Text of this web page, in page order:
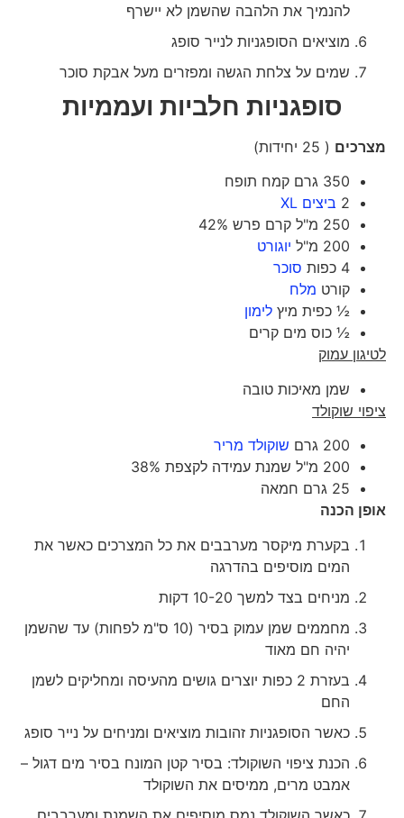
להנמיך את הלהבה שהשמן לא יישרף
מוציאים הסופגניות לנייר סופג
שמים על צלחת הגשה ומפזרים מעל אבקת סוכר
סופגניות חלביות ועממיות
מצרכים( 25 יחידות)
350 גרם קמח תופח
2
ביצים XL
250 מ"ל קרם פרש 42%
200 מ"ל
יוגורט
4 כפות
סוכר
קורטמלח
½ כפית מיץלימון
½ כוס מים קרים
לטיגון עמוק
שמן מאיכות טובה
ציפוי שוקולד
200 גרם
שוקולד מריר
200 מ"ל שמנת עמידה לקצפת 38%
25 גרם חמאה
אופן הכנה
בקערת מיקסר מערבבים את כל המצרכים כאשר את
המים מוסיפים בהדרגה
מניחים בצד למשך 10-20 דקות
מחממים שמן עמוק בסיר (10 ס"מ לפחות) עד שהשמן
יהיה חם מאוד
בעזרת 2 כפות יוצרים גושים מהעיסה ומחליקים לשמן
החם
כאשר הסופגניות זהובות מוציאים ומניחים על נייר סופג
הכנת ציפוי השוקולד: בסיר קטן המונח בסיר מים דגול –
אמבט מרים, ממיסים את השוקולד